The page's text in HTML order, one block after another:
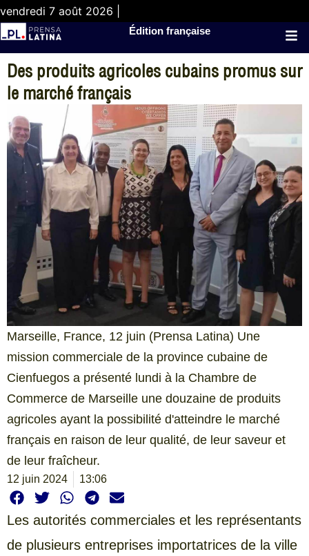
vendredi 7 août 2026 |
Édition française
Des produits agricoles cubains promus sur
le marché français
Marseille, France, 12 juin (Prensa Latina) Une
mission commerciale de la province cubaine de
Cienfuegos a présenté lundi à la Chambre de
Commerce de Marseille une douzaine de produits
agricoles ayant la possibilité d'atteindre le marché
français en raison de leur qualité, de leur saveur et
de leur fraîcheur.
12 juin 2024 13:06
Les autorités commerciales et les représentants
de plusieurs entreprises importatrices de la ville